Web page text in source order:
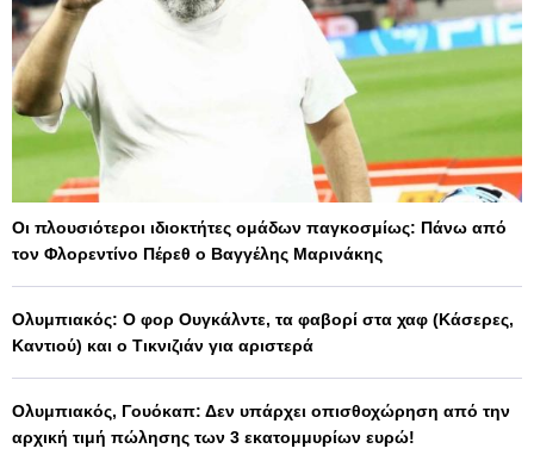
Οι πλουσιότεροι ιδιοκτήτες ομάδων παγκοσμίως: Πάνω από
τον Φλορεντίνο Πέρεθ ο Βαγγέλης Μαρινάκης
Ολυμπιακός: Ο φορ Ουγκάλντε, τα φαβορί στα χαφ (Κάσερες,
Καντιού) και ο Τικνιζιάν για αριστερά
Ολυμπιακός, Γουόκαπ: Δεν υπάρχει οπισθοχώρηση από την
αρχική τιμή πώλησης των 3 εκατομμυρίων ευρώ!